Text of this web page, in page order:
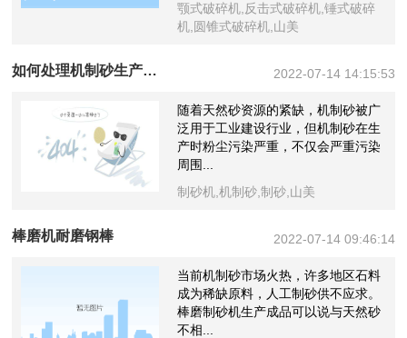
颚式破碎机,反击式破碎机,锤式破碎
机,圆锥式破碎机,山美
如何处理机制砂生产中粉尘污染的问题 2022-07-14 14:15:53
随着天然砂资源的紧缺，机制砂被广
泛用于工业建设行业，但机制砂在生
产时粉尘污染严重，不仅会严重污染
周围...
制砂机,机制砂,制砂,山美
棒磨机耐磨钢棒 2022-07-14 09:46:14
当前机制砂市场火热，许多地区石料
成为稀缺原料，人工制砂供不应求。
棒磨制砂机生产成品可以说与天然砂
不相...